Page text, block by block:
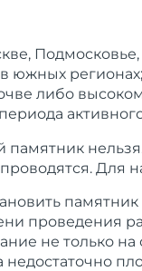
южных регионах;
либо
Для
проведения
не только на
недостаточно